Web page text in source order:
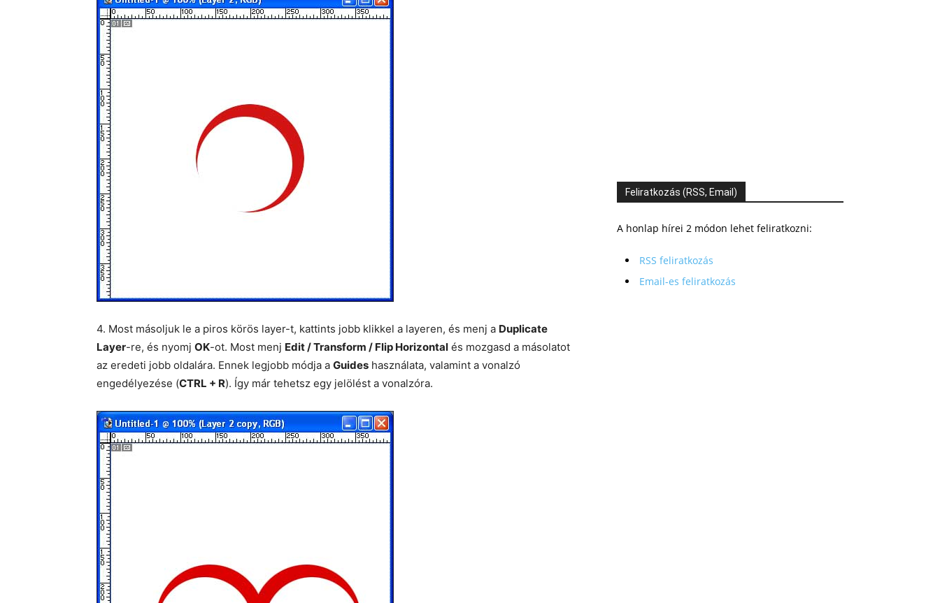
4. Most másoljuk le a piros körös layer-t, kattints jobb klikkel a layeren, és menj a Duplicate
Layer-re, és nyomj OK-ot. Most menj Edit / Transform / Flip Horizontal és mozgasd a másolatot
az eredeti jobb oldalára. Ennek legjobb módja a Guides használata, valamint a vonalzó
engedélyezése (CTRL + R). Így már tehetsz egy jelölést a vonalzóra.
Feliratkozás (RSS, Email)
A honlap hírei 2 módon lehet feliratkozni:
RSS feliratkozás
Email-es feliratkozás